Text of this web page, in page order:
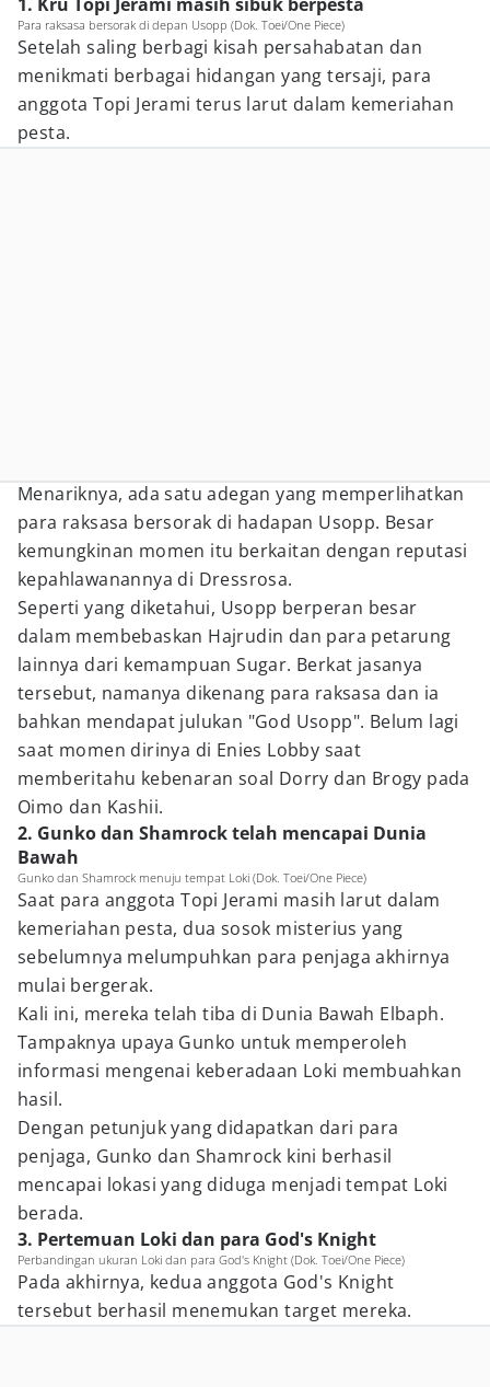
Para raksasa bersorak di depan Usopp (Dok. Toei/One Piece)
Setelah saling berbagi kisah persahabatan dan
menikmati berbagai hidangan yang tersaji, para
anggota Topi Jerami terus larut dalam kemeriahan
pesta.
Menariknya, ada satu adegan yang memperlihatkan
para raksasa bersorak di hadapan Usopp. Besar
kemungkinan momen itu berkaitan dengan reputasi
kepahlawanannya di Dressrosa.
Seperti yang diketahui, Usopp berperan besar
dalam membebaskan Hajrudin dan para petarung
lainnya dari kemampuan Sugar. Berkat jasanya
tersebut, namanya dikenang para raksasa dan ia
bahkan mendapat julukan "God Usopp". Belum lagi
saat momen dirinya di Enies Lobby saat
memberitahu kebenaran soal Dorry dan Brogy pada
Oimo dan Kashii.
2. Gunko dan Shamrock telah mencapai Dunia
Bawah
Gunko dan Shamrock menuju tempat Loki (Dok. Toei/One Piece)
Saat para anggota Topi Jerami masih larut dalam
kemeriahan pesta, dua sosok misterius yang
sebelumnya melumpuhkan para penjaga akhirnya
mulai bergerak.
Kali ini, mereka telah tiba di Dunia Bawah Elbaph.
Tampaknya upaya Gunko untuk memperoleh
informasi mengenai keberadaan Loki membuahkan
hasil.
Dengan petunjuk yang didapatkan dari para
penjaga, Gunko dan Shamrock kini berhasil
mencapai lokasi yang diduga menjadi tempat Loki
berada.
3. Pertemuan Loki dan para God's Knight
Perbandingan ukuran Loki dan para God's Knight (Dok. Toei/One Piece)
Pada akhirnya, kedua anggota God's Knight
tersebut berhasil menemukan target mereka.